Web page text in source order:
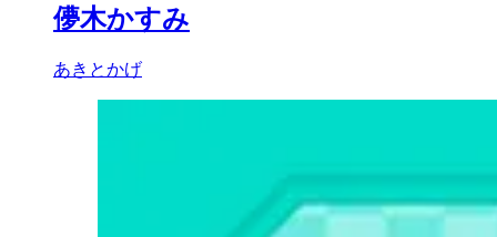
儚木かすみ
あきとかげ